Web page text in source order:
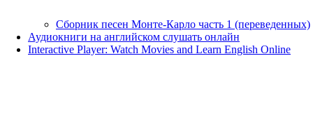
Сборник песен Монте-Карло часть 1 (переведенных)
Аудиокниги на английском слушать онлайн
Interactive Player: Watch Movies and Learn English Online